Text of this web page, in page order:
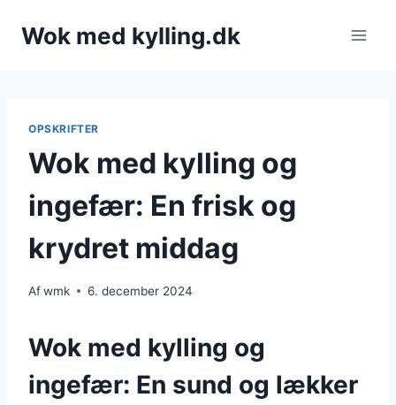
Wok med kylling.dk
OPSKRIFTER
Wok med kylling og
ingefær: En frisk og
krydret middag
Afwmk 6. december 2024
Wok med kylling og
ingefær: En sund og lækker